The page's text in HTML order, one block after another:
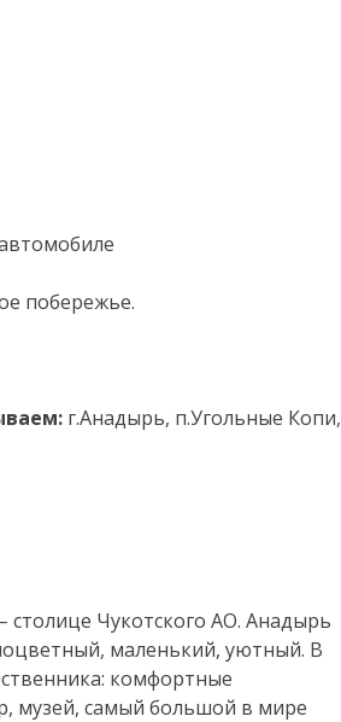
побережье.
г.Анадырь, п.Угольные Копи,
столице Чукотского АО. Анадырь
маленький, уютный. В
комфортные
музей, самый большой в мире